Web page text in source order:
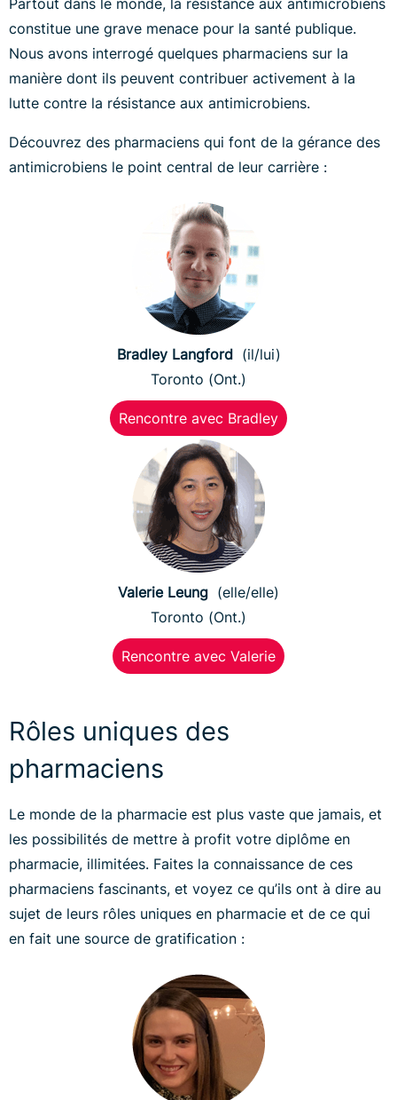
Partout dans le monde, la résistance aux antimicrobiens
constitue une grave menace pour la santé publique.
Nous avons interrogé quelques pharmaciens sur la
manière dont ils peuvent contribuer activement à la
lutte contre la résistance aux antimicrobiens.
Découvrez des pharmaciens qui font de la gérance des
antimicrobiens le point central de leur carrière :
Bradley Langford (il/lui)
Toronto (Ont.)
Rencontre avec Bradley
Valerie Leung (elle/elle)
Toronto (Ont.)
Rencontre avec Valerie
Rôles uniques des
pharmaciens
Le monde de la pharmacie est plus vaste que jamais, et
les possibilités de mettre à profit votre diplôme en
pharmacie, illimitées. Faites la connaissance de ces
pharmaciens fascinants, et voyez ce qu’ils ont à dire au
sujet de leurs rôles uniques en pharmacie et de ce qui
en fait une source de gratification :